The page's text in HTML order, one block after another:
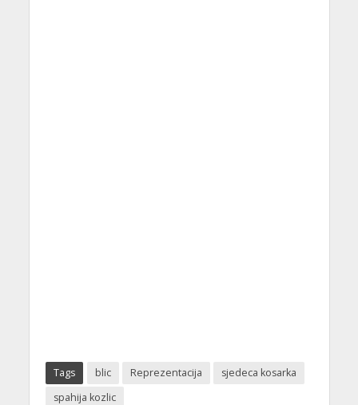
Tags blic Reprezentacija
sjedeca kosarka
spahija kozlic